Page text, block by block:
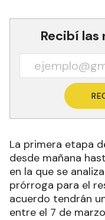
Recibí
La primera etapa
desde mañana
en la que se
prórroga para el
acuerdo tendrán
entre el 7 de